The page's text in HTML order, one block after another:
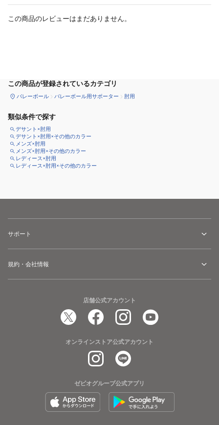
この商品のレビューはまだありません。
この商品が登録されているカテゴリ
バレーボール バレーボール用サポーター 肘用
類似条件で探す
デサント×肘用
デサント×肘用×その他のカラー
メンズ×肘用
メンズ×肘用×その他のカラー
レディース×肘用
レディース×肘用×その他のカラー
サポート
規約・会社情報
店舗公式アカウント
オンラインストア公式アカウント
ゼビオグループ公式アプリ